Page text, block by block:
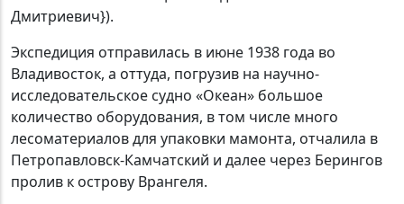
Дмитриевич}).
Экспедиция отправилась в июне 1938 года во
Владивосток, а оттуда, погрузив на научно-
исследовательское судно «Океан» большое
количество оборудования, в том числе много
лесоматериалов для упаковки мамонта, отчалила в
Петропавловск-Камчатский и далее через Берингов
пролив к острову Врангеля.